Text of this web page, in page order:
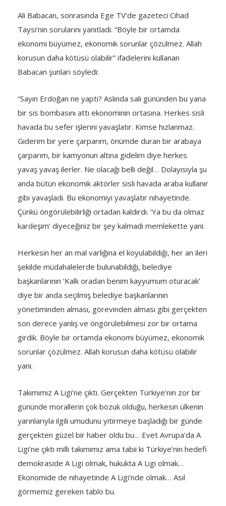
Ali Babacan, sonrasında Ege TV’de gazeteci Cihad
Taysi’nin sorularını yanıtladı. “Böyle bir ortamda
ekonomi büyümez, ekonomik sorunlar çözülmez. Allah
korusun daha kötüsü olabilir” ifadelerini kullanan
Babacan şunları söyledi:
“Sayın Erdoğan ne yaptı? Aslında salı gününden bu yana
bir sis bombasını attı ekonominin ortasına. Herkes sisli
havada bu sefer işlerini yavaşlatır. Kimse hızlanmaz.
Giderim bir yere çarparım, önümde duran bir arabaya
çarparım, bir kamyonun altına gidelim diye herkes
yavaş yavaş ilerler. Ne olacağı belli değil… Dolayısıyla şu
anda bütün ekonomik aktörler sisli havada araba kullanır
gibi yavaşladı. Bu ekonomiyi yavaşlatır nihayetinde.
Çünkü öngörülebilirliği ortadan kaldırdı. ‘Ya bu da olmaz
kardeşim’ diyeceğiniz bir şey kalmadı memlekette yani.
Herkesin her an mal varlığına el koyulabildiği, her an ileri
şekilde müdahalelerde bulunabildiği, belediye
başkanlarının ‘Kalk oradan benim kayyumum oturacak’
diye bir anda seçilmiş belediye başkanlarının
yönetiminden alması, görevinden alması gibi gerçekten
son derece yanlış ve öngörülebilmesi zor bir ortama
girdik. Böyle bir ortamda ekonomi büyümez, ekonomik
sorunlar çözülmez. Allah korusun daha kötüsü olabilir
yani.
Takımımız A Ligi’ne çıktı. Gerçekten Türkiye’nin zor bir
gününde morallerin çok bozuk olduğu, herkesin ülkenin
yarınlarıyla ilgili umudunu yitirmeye başladığı bir günde
gerçekten güzel bir haber oldu bu… Evet Avrupa’da A
Ligi’ne çıktı milli takımımız ama tabii ki Türkiye’nin hedefi
demokraside A Ligi olmak, hukukta A Ligi olmak…
Ekonomide de nihayetinde A Ligi’nde olmak… Asıl
görmemiz gereken tablo bu.